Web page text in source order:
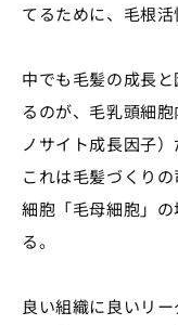
てるために、毛根活
中でも毛髪の成長
るのが、毛乳頭細
ノサイト成長因子）
これは毛髪づくり
細胞「毛母細胞」
る。
良い組織に良いリ